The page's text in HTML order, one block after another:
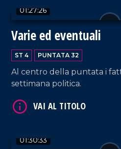
01:27:26
Varie ed eventuali
ST 4 PUNTATA 32
Al centro della puntata i
settimana politica.
01:30:33
VAI AL TITOLO